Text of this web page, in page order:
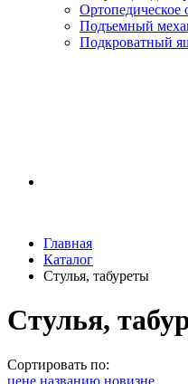
Ортопедическое
Подъемный
Подкроватный
Главная
Каталог
Стулья, табуреты
Стулья,
Сортировать по:
цене названию новизне